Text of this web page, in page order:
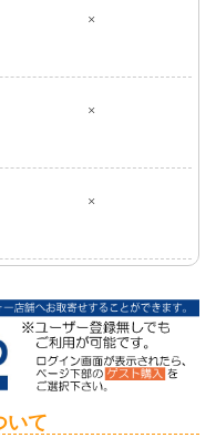
×
×
×
いて